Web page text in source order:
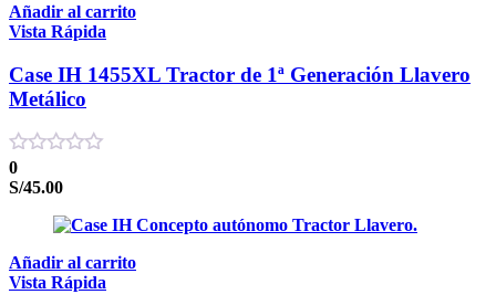
Añadir al carrito
Vista Rápida
Case IH 1455XL Tractor de 1ª Generación Llavero
Metálico
0
S/45.00
Añadir al carrito
Vista Rápida